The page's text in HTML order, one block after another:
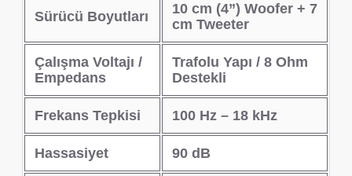
Sürücü Boyutları
10 cm (4”) Woofer + 7
cm Tweeter
Çalışma Voltajı /
Empedans
Trafolu Yapı / 8 Ohm
Destekli
Frekans Tepkisi 100 Hz – 18 kHz
Hassasiyet 90 dB